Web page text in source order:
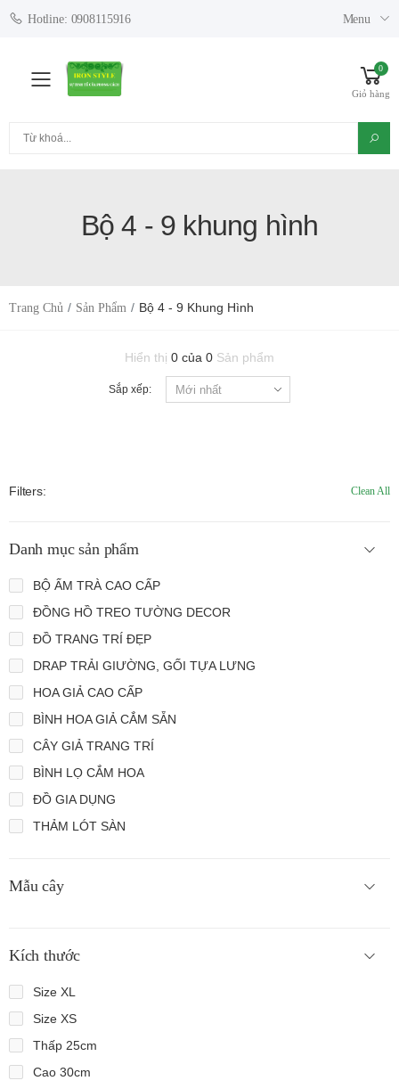
Hotline: 0908115916 Menu
Toggle mobile menu
0
Giỏ hàng
Bộ 4 - 9 khung hình
Trang Chủ Sản Phẩm Bộ 4 - 9 Khung Hình
Hiển thị 0 của 0 Sản phẩm
Sắp xếp:
Filters: Clean All
Danh mục sản phẩm
BỘ ẤM TRÀ CAO CẤP
ĐỒNG HỒ TREO TƯỜNG DECOR
ĐỒ TRANG TRÍ ĐẸP
DRAP TRẢI GIƯỜNG, GỐI TỰA LƯNG
HOA GIẢ CAO CẤP
BÌNH HOA GIẢ CẮM SẴN
CÂY GIẢ TRANG TRÍ
BÌNH LỌ CẮM HOA
ĐỒ GIA DỤNG
THẢM LÓT SÀN
Mẫu cây
Kích thước
Size XL
Size XS
Thấp 25cm
Cao 30cm